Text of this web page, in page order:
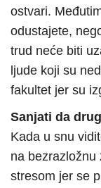
ostvari.
odustajete,
trud neće biti
ljude koji su
fakultet jer su
Sanjati da
Kada u snu
na bezrazložnu
stresom jer se